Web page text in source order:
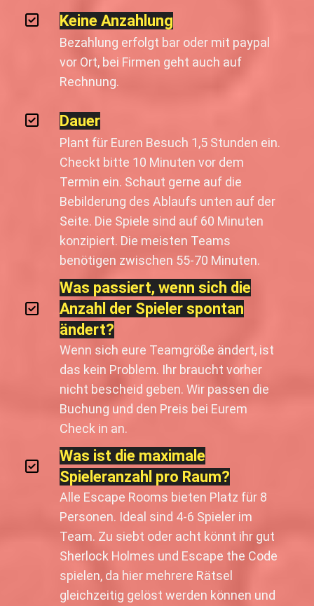
Keine Anzahlung
Bezahlung erfolgt bar oder mit paypal
vor Ort, bei Firmen geht auch auf
Rechnung.
Dauer
Plant für Euren Besuch 1,5 Stunden ein.
Checkt bitte 10 Minuten vor dem
Termin ein. Schaut gerne auf die
Bebilderung des Ablaufs unten auf der
Seite. Die Spiele sind auf 60 Minuten
konzipiert. Die meisten Teams
benötigen zwischen 55-70 Minuten.
Was passiert, wenn sich die
Anzahl der Spieler spontan
ändert?
Wenn sich eure Teamgröße ändert, ist
das kein Problem. Ihr braucht vorher
nicht bescheid geben. Wir passen die
Buchung und den Preis bei Eurem
Check in an.
Was ist die maximale
Spieleranzahl pro Raum?
Alle Escape Rooms bieten Platz für 8
Personen. Ideal sind 4-6 Spieler im
Team. Zu siebt oder acht könnt ihr gut
Sherlock Holmes und Escape the Code
spielen, da hier mehrere Rätsel
gleichzeitig gelöst werden können und